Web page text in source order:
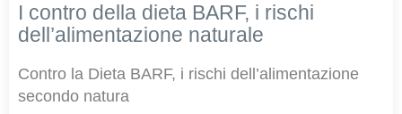
I contro della dieta BARF, i rischi
dell’alimentazione naturale
Contro la Dieta BARF, i rischi dell’alimentazione
secondo natura